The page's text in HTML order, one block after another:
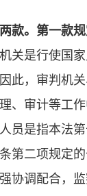
款。第一款
关是行使国
此，审判机
、审计等工
员是指本法
第二项规定
协调配合，